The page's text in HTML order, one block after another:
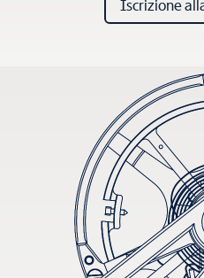
Iscrizione